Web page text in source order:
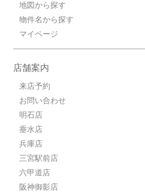
地図から探す
物件名から探す
マイページ
店舗案内
来店予約
お問い合わせ
明石店
垂水店
兵庫店
三宮駅前店
六甲道店
阪神御影店